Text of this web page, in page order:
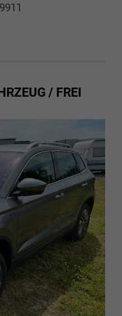
/ FREI